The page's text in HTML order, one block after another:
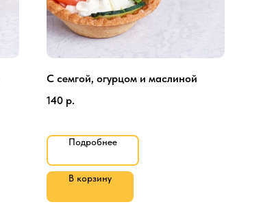
С семгой, огурцом и маслиной
140 р.
Подробнее
В корзину